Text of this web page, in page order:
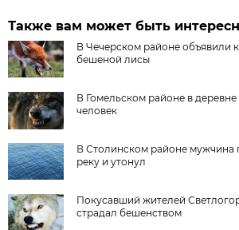
Также вам может быть
В Чечерском районе объявили
бешеной лисы
В Гомельском районе в
человек
В Столинском районе мужчина
реку и утонул
Покусавший жителей
страдал бешенством